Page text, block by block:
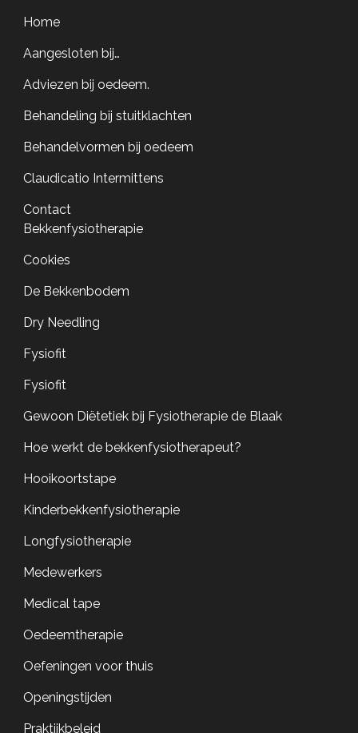
Home
Aangesloten bij…
Adviezen bij oedeem.
Behandeling bij stuitklachten
Behandelvormen bij oedeem
Claudicatio Intermittens
Contact
Bekkenfysiotherapie
Cookies
De Bekkenbodem
Dry Needling
Fysiofit
Fysiofit
Gewoon Diëtetiek bij Fysiotherapie de Blaak
Hoe werkt de bekkenfysiotherapeut?
Hooikoortstape
Kinderbekkenfysiotherapie
Longfysiotherapie
Medewerkers
Medical tape
Oedeemtherapie
Oefeningen voor thuis
Openingstijden
Praktijkbeleid